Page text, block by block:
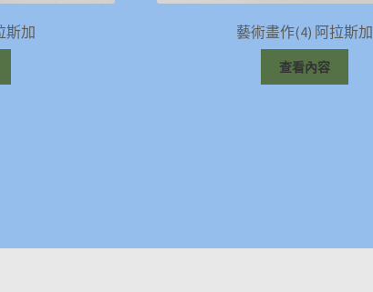
斯加 藝術畫作(4) 阿拉斯加
查看內容